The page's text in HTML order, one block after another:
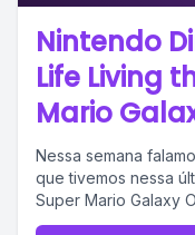
Nintendo
Life Living
Mario
Nessa semana
que tivemos nessa
Super Mario Galaxy